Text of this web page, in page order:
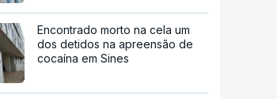
Encontrado morto na cela um
dos detidos na apreensão de
cocaína em Sines